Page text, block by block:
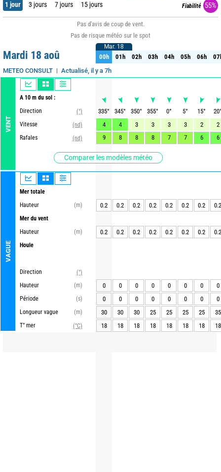
1 jour 3 jours 7 jours 15 jours Fiabilité 55%
Pas d'avis de coup de vent.
Pas de risque météo sur le spot
Mardi 18 aoû
METEO CONSULT Actualisé, il y a 7h
VENT
A 10 m du sol :
Direction
(°)
Vitesse
(nd)
Rafales
(nd)
Comparer les modèles météo
VAGUE
Mer totale
Hauteur
(m)
Mer du vent
Hauteur
(m)
Houle
Direction
(°)
Hauteur
(m)
Période
(s)
Longueur vague
(m)
T° mer
(°C)
Mar. 18
00h 01h 02h 03h 04h 05h 06h
Mar. 18
00h 01h 02h 03h 04h 05h 06h
335° 345° 350° 355° 0° 5° 15° 20
4
4 3 3 3 3 2
2
9
8 8 8 7 7 6 6
0.2 0.2 0.2 0.2 0.2 0.2 0.2 0.2
0.2 0.2 0.2 0.2 0.2 0.2 0.2 0.2
0 0 0 0 0 0 0
0
0
0 0 0 0 0 0
0
30
30 30 25 25 25 25
35
18
18 18 18 18 18 18 18